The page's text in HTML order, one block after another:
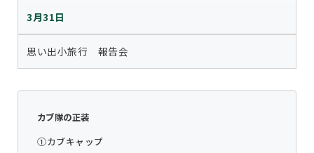
3月31日
思い出小旅行 報告会
カブ隊の正装
①カブキャップ